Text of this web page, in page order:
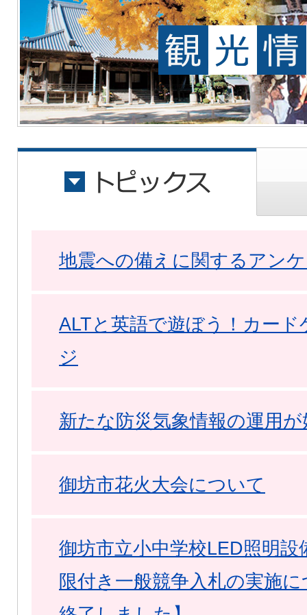
地震への備えに関するアン
ALTと英語で遊ぼう！カー
ジ
新たな防災気象情報の運用
御坊市花火大会について
御坊市立小中学校LED照明
限付き一般競争入札の実施